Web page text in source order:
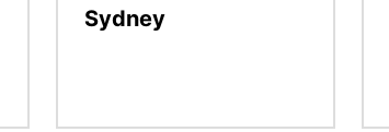
Sydney